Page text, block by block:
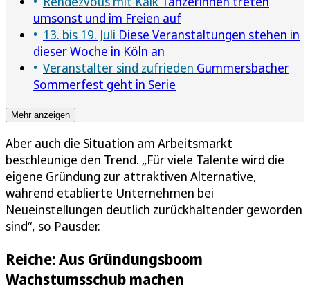
umsonst und im Freien auf
13. bis 19. Juli Diese Veranstaltungen stehen in
dieser Woche in Köln an
Veranstalter sind zufrieden Gummersbacher
Sommerfest geht in Serie
Mehr anzeigen
Aber auch die Situation am Arbeitsmarkt
beschleunige den Trend. „Für viele Talente wird die
eigene Gründung zur attraktiven Alternative,
während etablierte Unternehmen bei
Neueinstellungen deutlich zurückhaltender geworden
sind“, so Pausder.
Reiche: Aus Gründungsboom
Wachstumsschub machen